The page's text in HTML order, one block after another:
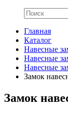
Главная
Каталог
Навесные
Навесные
Навесные
Замок
Замок